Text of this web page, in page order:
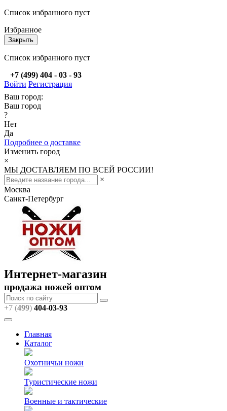
Список избранного пуст
Избранное
Закрыть
Список избранного пуст
+7 (499) 404 - 03 - 93
Войти Регистрация
Ваш город:
Ваш город
?
Нет
Да
Подробнее о доставке
Изменить город
×
МЫ ДОСТАВЛЯЕМ ПО ВСЕЙ РОССИИ!
×
Москва
Санкт-Петербург
Интернет-магазин
продажа ножей оптом
+7 (499) 404-03-93
Главная
Каталог
Охотничьи ножи
Туристические ножи
Военные и тактические